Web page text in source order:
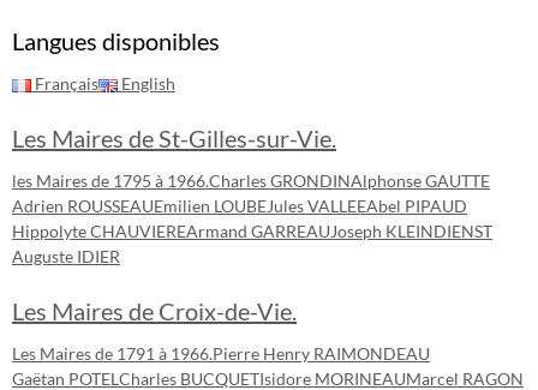
Langues disponibles
Français English
Les Maires de St-Gilles-sur-Vie.
les Maires de 1795 à 1966.Charles GRONDINAlphonse GAUTTE
Adrien ROUSSEAUEmilien LOUBEJules VALLEEAbel PIPAUD
Hippolyte CHAUVIEREArmand GARREAUJoseph KLEINDIENST
Auguste IDIER
Les Maires de Croix-de-Vie.
Les Maires de 1791 à 1966.Pierre Henry RAIMONDEAU
Gaëtan POTEL Charles BUCQUETIsidore MORINEAUMarcel RAGON